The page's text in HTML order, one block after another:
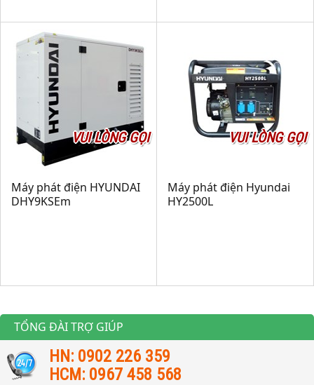
VUI LÒNG GỌI
Máy phát điện HYUNDAI
DHY9KSEm
VUI LÒNG GỌI
Máy phát điện Hyundai
HY2500L
TỔNG ĐÀI TRỢ GIÚP
HN: 0902 226 359
HCM: 0967 458 568